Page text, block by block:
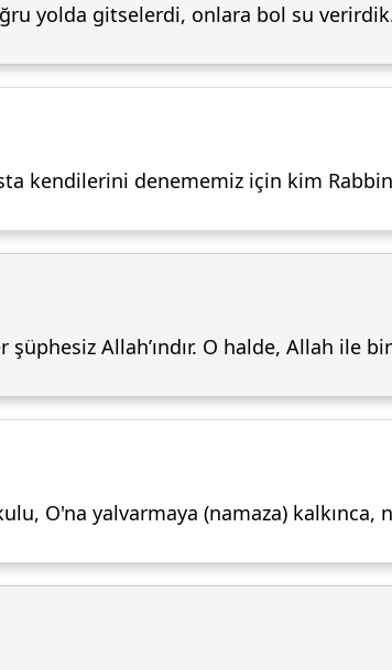
yolda gitselerdi, onlara bol su
kendilerini denememiz için kim
şüphesiz Allah’ındır. O halde, Allah ile
O'na yalvarmaya (namaza)